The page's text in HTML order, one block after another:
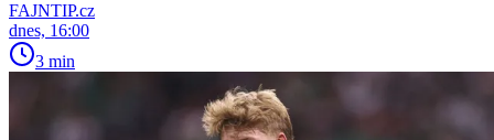
FAJNTIP.cz
dnes, 16:00
3 min